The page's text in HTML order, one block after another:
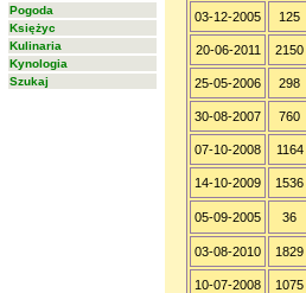
Pogoda
Księżyc
Kulinaria
Kynologia
Szukaj
03-12-2005 125
20-06-2011 2150
25-05-2006 298
30-08-2007 760
07-10-2008 1164
14-10-2009 1536
05-09-2005 36
03-08-2010 1829
10-07-2008 1075